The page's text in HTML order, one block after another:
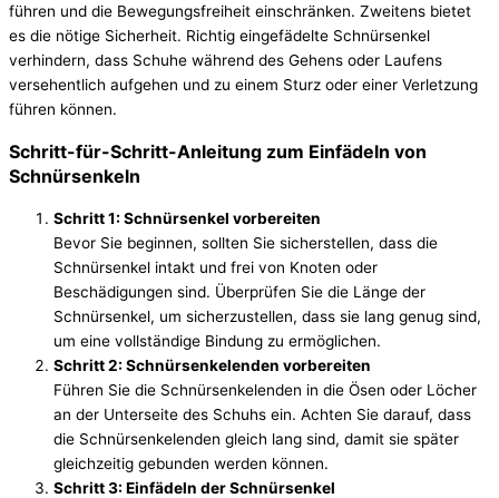
führen und die Bewegungsfreiheit einschränken. Zweitens bietet
es die nötige Sicherheit. Richtig eingefädelte Schnürsenkel
verhindern, dass Schuhe während des Gehens oder Laufens
versehentlich aufgehen und zu einem Sturz oder einer Verletzung
führen können.
Schritt-für-Schritt-Anleitung zum Einfädeln von
Schnürsenkeln
Schritt 1: Schnürsenkel vorbereiten
Bevor Sie beginnen, sollten Sie sicherstellen, dass die
Schnürsenkel intakt und frei von Knoten oder
Beschädigungen sind. Überprüfen Sie die Länge der
Schnürsenkel, um sicherzustellen, dass sie lang genug sind,
um eine vollständige Bindung zu ermöglichen.
Schritt 2: Schnürsenkelenden vorbereiten
Führen Sie die Schnürsenkelenden in die Ösen oder Löcher
an der Unterseite des Schuhs ein. Achten Sie darauf, dass
die Schnürsenkelenden gleich lang sind, damit sie später
gleichzeitig gebunden werden können.
Schritt 3: Einfädeln der Schnürsenkel